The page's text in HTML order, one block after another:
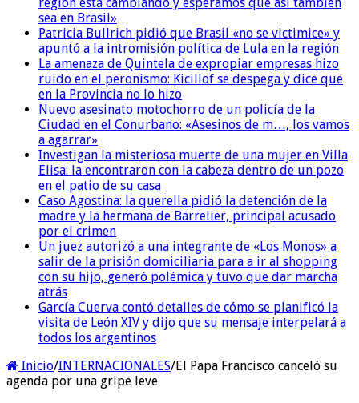
sea en Brasil»
Patricia Bullrich pidió que Brasil «no se victimice» y
apuntó a la intromisión política de Lula en la región
La amenaza de Quintela de expropiar empresas hizo
ruido en el peronismo: Kicillof se despega y dice que
en la Provincia no lo hizo
Nuevo asesinato motochorro de un policía de la
Ciudad en el Conurbano: «Asesinos de m…, los vamos
a agarrar»
Investigan la misteriosa muerte de una mujer en Villa
Elisa: la encontraron con la cabeza dentro de un pozo
en el patio de su casa
Caso Agostina: la querella pidió la detención de la
madre y la hermana de Barrelier, principal acusado
por el crimen
Un juez autorizó a una integrante de «Los Monos» a
salir de la prisión domiciliaria para a ir al shopping
con su hijo, generó polémica y tuvo que dar marcha
atrás
García Cuerva contó detalles de cómo se planificó la
visita de León XIV y dijo que su mensaje interpelará a
todos los argentinos
Inicio/INTERNACIONALES/El Papa Francisco canceló su
agenda por una gripe leve